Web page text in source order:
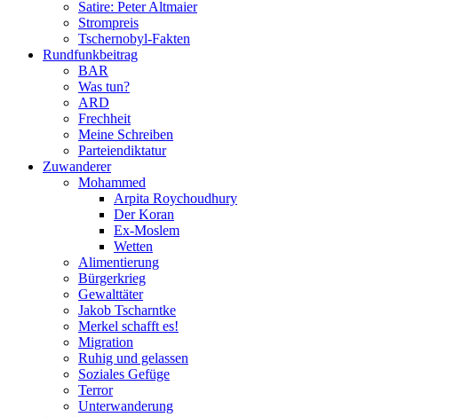
Satire: Peter Altmaier
Strompreis
Tschernobyl-Fakten
Rundfunkbeitrag
BAR
Was tun?
ARD
Frechheit
Meine Schreiben
Parteiendiktatur
Zuwanderer
Mohammed
Arpita Roychoudhury
Der Koran
Ex-Moslem
Wetten
Alimentierung
Bürgerkrieg
Gewalttäter
Jakob Tscharntke
Merkel schafft es!
Migration
Ruhig und gelassen
Soziales Gefüge
Terror
Unterwanderung